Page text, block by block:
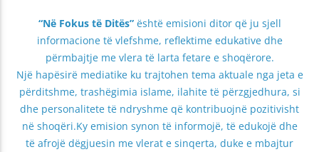
“Në Fokus të Ditës”është emisioni ditor që ju sjell
informacione të vlefshme, reflektime edukative dhe
përmbajtje me vlera të larta fetare e shoqërore.
Një hapësirë mediatike ku trajtohen tema aktuale nga jeta e
përditshme, trashëgimia islame, ilahite të përzgjedhura, si
dhe personalitete të ndryshme që kontribuojnë pozitivisht
në shoqëri.Ky emision synon të informojë, të edukojë dhe
të afrojë dëgjuesin me vlerat e sinqerta, duke e mbajtur